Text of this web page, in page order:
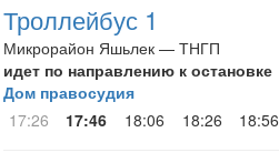
Троллейбус 1
Микрорайон Яшьлек — ТНГП
идет по направлению к остановке
Дом правосудия
17:26
17:46 18:06 18:26 18:56